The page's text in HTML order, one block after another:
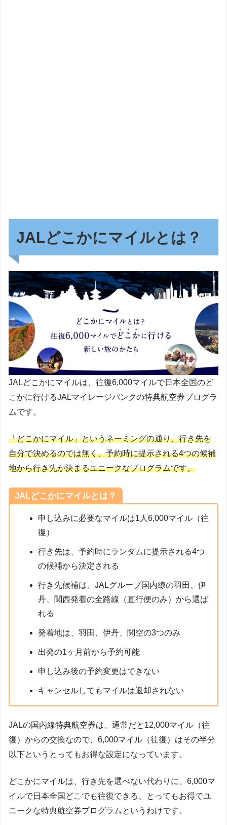
JALどこかにマイルとは？
JALどこかにマイルは、往復6,000マイルで日本全国のど
こかに行けるJALマイレージバンクの特典航空券プログラ
ムです。
「どこかにマイル」というネーミングの通り、行き先を
自分で決めるのでは無く、予約時に提示される4つの候補
地から行き先が決まるユニークなプログラムです。
JALどこかにマイルとは？
申し込みに必要なマイルは1人6,000マイル（往
復）
行き先は、予約時にランダムに提示される4つ
の候補から決定される
行き先候補は、JALグループ国内線の羽田、伊
丹、関西発着の全路線（直行便のみ）から選ば
れる
発着地は、羽田、伊丹、関空の3つのみ
出発の1ヶ月前から予約可能
申し込み後の予約変更はできない
キャンセルしてもマイルは返却されない
JALの国内線特典航空券は、通常だと12,000マイル（往
復）からの交換なので、6,000マイル（往復）はその半分
以下というとってもお得な設定になっています。
どこかにマイルは、行き先を選べない代わりに、6,000マ
イルで日本全国どこでも往復できる、とってもお得でユ
ニークな特典航空券プログラムというわけです。